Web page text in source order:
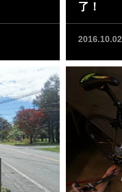
了！
2016.10.02